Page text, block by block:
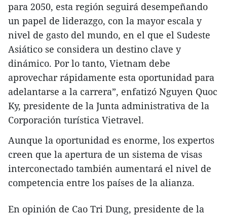
para 2050, esta región seguirá desempeñando
un papel de liderazgo, con la mayor escala y
nivel de gasto del mundo, en el que el Sudeste
Asiático se considera un destino clave y
dinámico. Por lo tanto, Vietnam debe
aprovechar rápidamente esta oportunidad para
adelantarse a la carrera”, enfatizó Nguyen Quoc
Ky, presidente de la Junta administrativa de la
Corporación turística Vietravel.
Aunque la oportunidad es enorme, los expertos
creen que la apertura de un sistema de visas
interconectado también aumentará el nivel de
competencia entre los países de la alianza.
En opinión de Cao Tri Dung, presidente de la